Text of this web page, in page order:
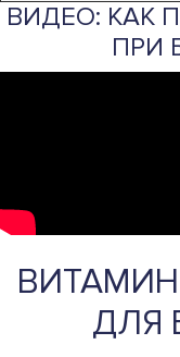
ВИДЕО: КАК
ПРИ
ДЛЯ